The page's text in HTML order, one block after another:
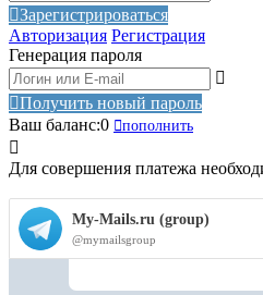
Зарегистрироваться
Авторизация Регистрация
Генерация пароля
Получить новый пароль
Ваш баланс:0 пополнить
Для совершения платежа